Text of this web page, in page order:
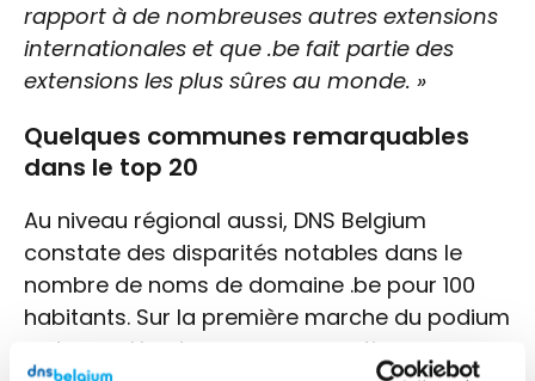
rapport à de nombreuses autres extensions
internationales et que .be fait partie des
extensions les plus sûres au monde. »
Quelques communes remarquables
dans le top 20
Au niveau régional aussi, DNS Belgium
constate des disparités notables dans le
nombre de noms de domaine .be pour 100
habitants. Sur la première marche du podium
se trouve Herstappe, une exception